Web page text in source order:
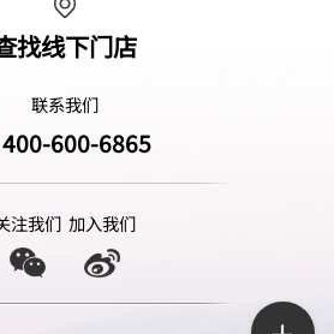
找线下门店
联系我们
400-600-6865
注我们 加入我们